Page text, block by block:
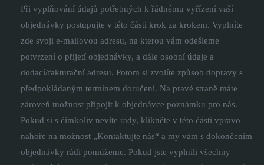
Při vyplňování údajů potřebných k řádnému vyřízení vaší
objednávky postupujte v této části krok za krokem. Vyplníte
zde svoji e-mailovou adresu, na kterou vám odešleme
potvrzení o přijetí objednávky, a dále osobní údaje a
dodací/fakturační adresu. Potom si zvolíte způsob dopravy s
předpokládaným termínem doručení. Na pravé straně máte
zároveň možnost připojit k objednávce poznámku pro nás.
Pokud si s čímkoliv nevíte rady, klikněte v této části vpravo
nahoře na možnost „Kontaktujte nás“ a my vám s dokončením
objednávky rádi pomůžeme. Pokud jste vyplnili všechny